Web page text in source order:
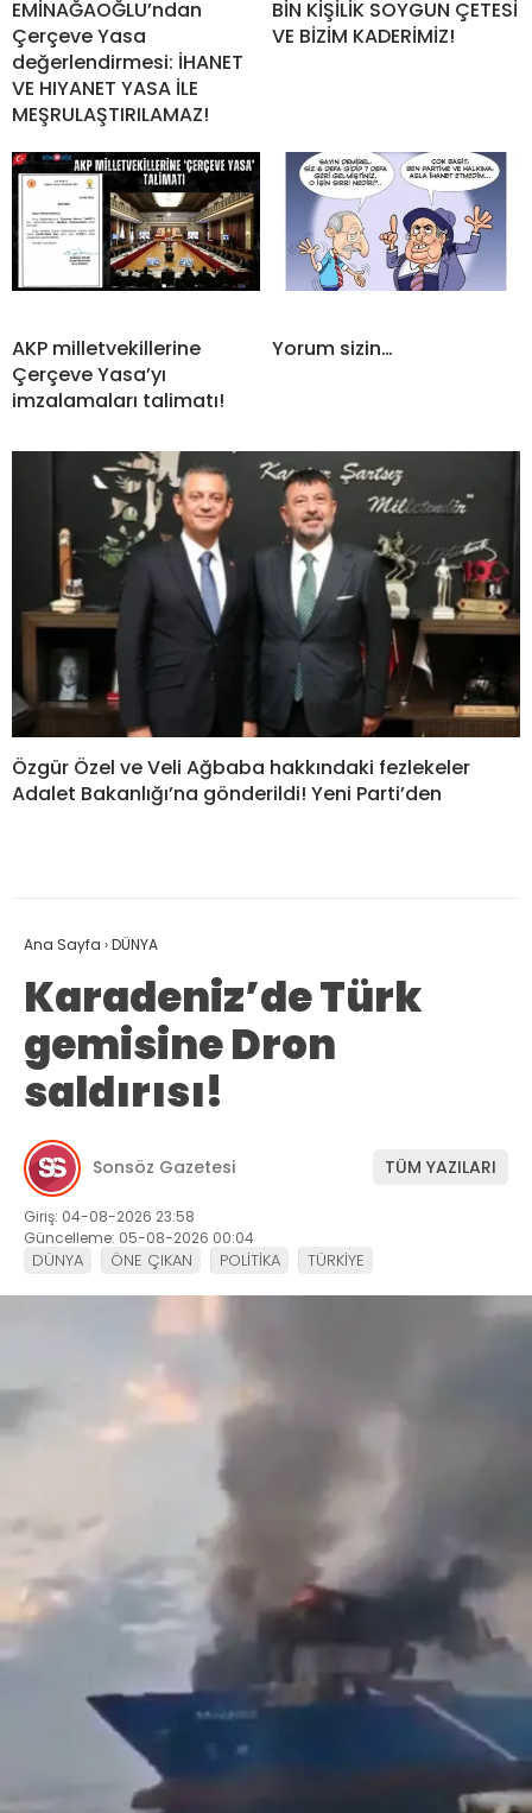
EMİNAĞAOĞLU’ndan
Çerçeve Yasa
değerlendirmesi: İHANET
VE HIYANET YASA İLE
MEŞRULAŞTIRILAMAZ!
BİN KİŞİLİK SOYGUN ÇETESİ
VE BİZİM KADERİMİZ!
AKP milletvekillerine
Çerçeve Yasa’yı
imzalamaları talimatı!
Yorum sizin…
Özgür Özel ve Veli Ağbaba hakkındaki fezlekeler
Adalet Bakanlığı’na gönderildi! Yeni Parti’den
Ana Sayfa ›DÜNYA
Karadeniz’de Türk
gemisine Dron
saldırısı!
Sonsöz Gazetesi TÜM YAZILARI
Giriş: 04-08-2026 23:58
Güncelleme: 05-08-2026 00:04
DÜNYA ÖNE ÇIKAN POLİTİKA TÜRKİYE